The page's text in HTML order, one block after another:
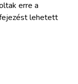
erre a
lehetett